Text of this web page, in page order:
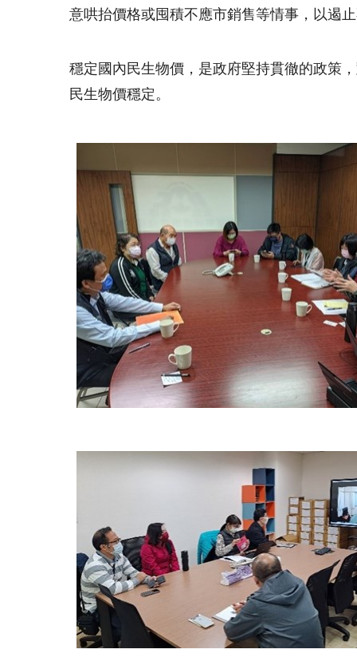
意哄抬價格或囤積不應市銷售等情事，以遏
穩定國內民生物價，是政府堅持貫徹的政策
民生物價穩定。